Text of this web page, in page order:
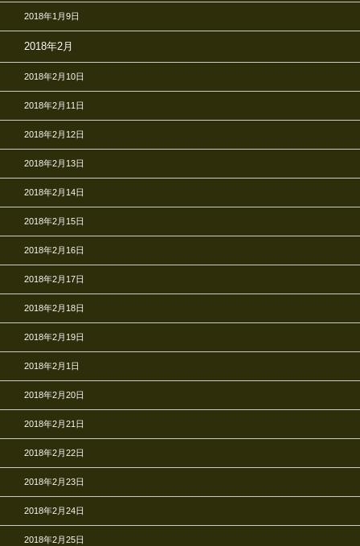
2018年1月9日
2018年2月
2018年2月10日
2018年2月11日
2018年2月12日
2018年2月13日
2018年2月14日
2018年2月15日
2018年2月16日
2018年2月17日
2018年2月18日
2018年2月19日
2018年2月1日
2018年2月20日
2018年2月21日
2018年2月22日
2018年2月23日
2018年2月24日
2018年2月25日